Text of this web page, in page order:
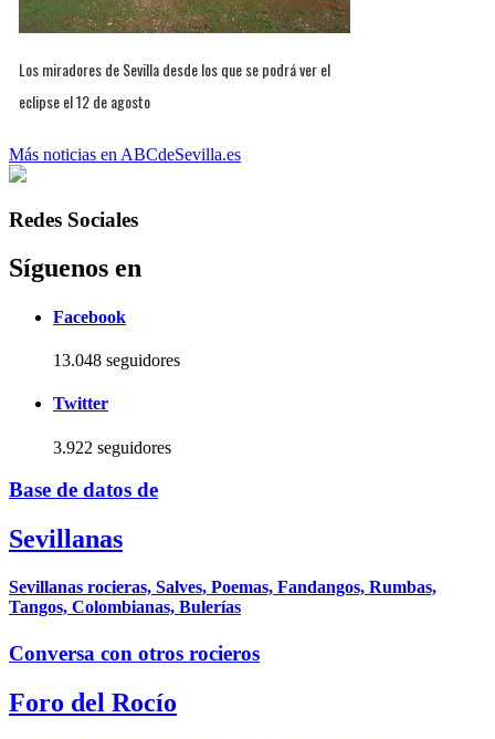
Los miradores de Sevilla desde los que se podrá ver el
eclipse el 12 de agosto
Más noticias en ABCdeSevilla.es
Redes Sociales
Síguenos en
Facebook
13.048 seguidores
Twitter
3.922 seguidores
Base de datos de
Sevillanas
Sevillanas rocieras, Salves, Poemas, Fandangos, Rumbas,
Tangos, Colombianas, Bulerías
Conversa con otros rocieros
Foro del Rocío